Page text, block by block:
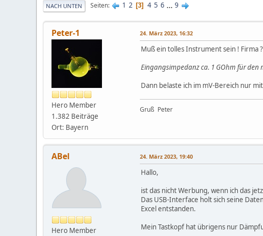
NACH UNTEN Seiten 1 2 3 4 5 6 ... 9
Peter-1
Hero Member
1.382 Beiträge
Ort: Bayern
24. März 2023, 16:32
Muß ein tolles Instrument sein ! Firma ?
Eingangsimpedanz ca. 1 GOhm für den
Dann belaste ich im mV-Bereich nur
Gruß Peter
ABel
Hero Member
24. März 2023, 19:40
Hallo,
ist das nicht Werbung, wenn ich das
Das USB-Interface holt sich seine
Excel entstanden.
Mein Tastkopf hat übrigens nur